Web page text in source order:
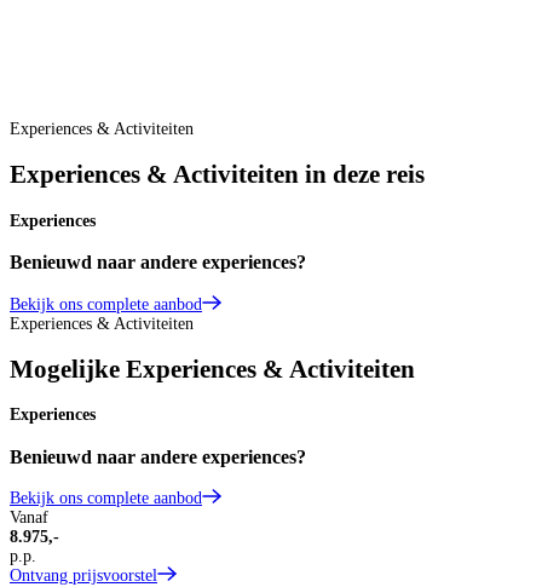
Experiences & Activiteiten
Experiences & Activiteiten in deze reis
Experiences
Benieuwd naar andere experiences?
Bekijk ons complete aanbod
Experiences & Activiteiten
Mogelijke Experiences & Activiteiten
Experiences
Benieuwd naar andere experiences?
Bekijk ons complete aanbod
Vanaf
8.975,-
p.p.
Ontvang prijsvoorstel